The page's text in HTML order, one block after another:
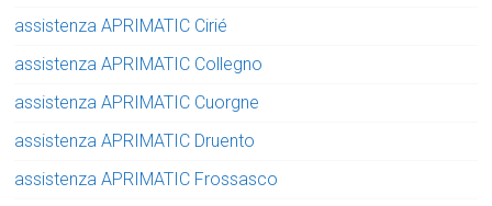
assistenza APRIMATIC Cirié
assistenza APRIMATIC Collegno
assistenza APRIMATIC Cuorgne
assistenza APRIMATIC Druento
assistenza APRIMATIC Frossasco